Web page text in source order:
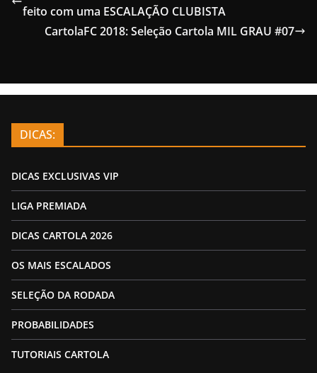
feito com uma ESCALAÇÃO CLUBISTA
CartolaFC 2018: Seleção Cartola MIL GRAU #07
DICAS:
DICAS EXCLUSIVAS VIP
LIGA PREMIADA
DICAS CARTOLA 2026
OS MAIS ESCALADOS
SELEÇÃO DA RODADA
PROBABILIDADES
TUTORIAIS CARTOLA